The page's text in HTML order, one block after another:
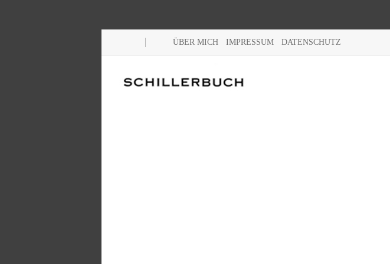
ÜBER MICH IMPRESSUM DATENSCHUTZ